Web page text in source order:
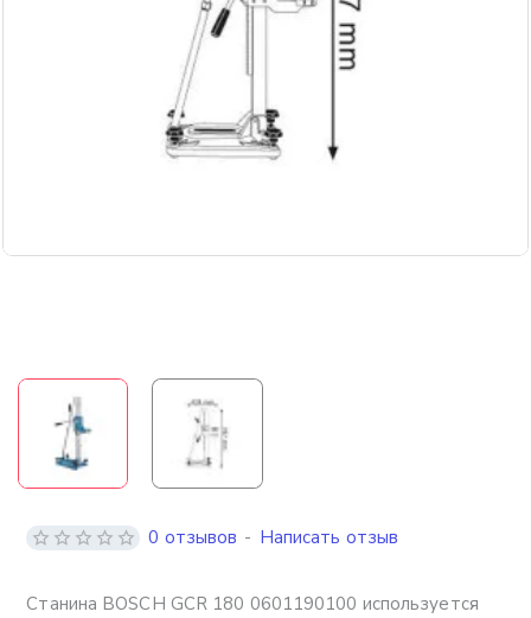
Станина BOSCH GCR 180 0601190100 используется
0 отзывов - Написать отзыв